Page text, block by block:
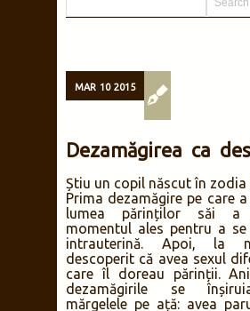
MAR 10 2015
Dezamăgirea ca
Știu un copil născut în zodia
Prima dezamăgire pe care
lumea părinților săi
momentul ales pentru a
intrauterină. Apoi, la
descoperit că avea sexul
care îl doreau părinții.
dezamăgirile se
mărgelele pe ață: avea